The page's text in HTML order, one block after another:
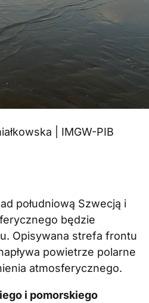
| IMGW-PIB
południową Szwecją i
będzie
Opisywana strefa frontu
powietrze polarne
atmosferycznego.
i pomorskiego